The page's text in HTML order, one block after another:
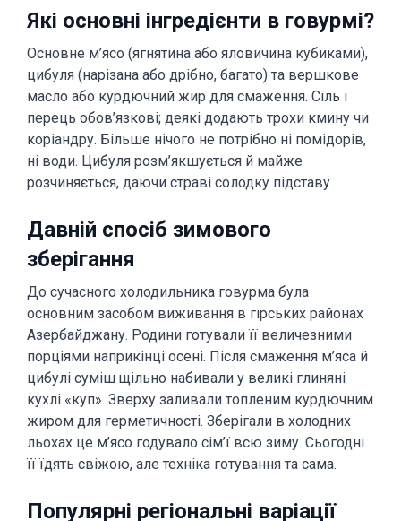
Які основні інгредієнти в говурмі?
Основне м’ясо (ягнятина або яловичина кубиками),
цибуля (нарізана або дрібно, багато) та вершкове
масло або курдючний жир для смаження. Сіль і
перець обов’язкові; деякі додають трохи кмину чи
коріандру. Більше нічого не потрібно ні помідорів,
ні води. Цибуля розм’якшується й майже
розчиняється, даючи страві солодку підставу.
Давній спосіб зимового
зберігання
До сучасного холодильника говурма була
основним засобом виживання в гірських районах
Азербайджану. Родини готували її величезними
порціями наприкінці осені. Після смаження м’яса й
цибулі суміш щільно набивали у великі глиняні
кухлі «куп». Зверху заливали топленим курдючним
жиром для герметичності. Зберігали в холодних
льохах це м’ясо годувало сім’ї всю зиму. Сьогодні
її їдять свіжою, але техніка готування та сама.
Популярні регіональні варіації